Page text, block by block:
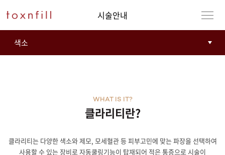
시술안내
클라리티란?
WHAT IS IT?
클라리티는 다양한 색소와 제모, 모세혈관 등 피부고민에 맞는 파장을 선택하여
사용할 수 있는 장비로 자동쿨링기능이 탑재되어 적은 통증으로 시술이